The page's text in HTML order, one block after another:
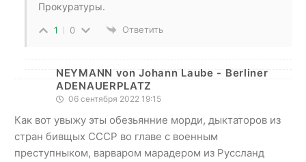
Прокуратуры.
1 0 Ответить
NEYMANN von Johann Laube - Berliner
ADENAUERPLATZ
06 сентября 2022 19:15
Как вот увыжу эты обезьянние морди, дыктаторов из
стран бивщых СССР во главе с военным
преступныком, варваром марадером из Руссланд